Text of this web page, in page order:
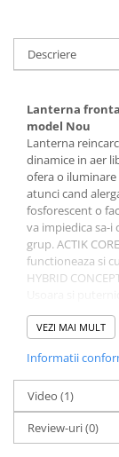
Jachete
Sosete
Imbracaminte
Bandane
Manusi
Accesorii
Produse de
Barbati
Pantaloni
Jachete
Sosete
Bandane
Imbracaminte de
Copii
Jachete copii
Descriere
Lanterna
model Nou
Lanterna
dinamice in aer
ofera o
atunci cand
fosforescent o
va impiedica sa-
grup. ACTIK
functioneaza si
HYBRID
Iluminare
– fascicul larg si
de aproape
– faza mixta
proximitate si la
– trei niveluri de
(echilibru mai
VEZI MAI MULT
Informatii
Video (1)
Review-uri(0)